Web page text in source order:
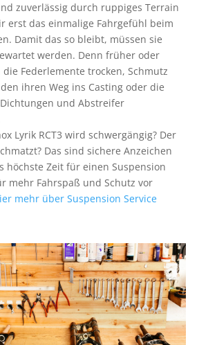
zuverlässig durch ruppiges Terrain
erst das einmalige Fahrgefühl beim
Damit das so bleibt, müssen sie
werden. Denn früher oder
Federlemente trocken, Schmutz
ihren Weg ins Casting oder die
und Abstreifer
Lyrik RCT3 wird schwergängig? Der
Das sind sichere Anzeichen
höchste Zeit für einen Suspension
mehr Fahrspaß und Schutz vor
mehr über Suspension Service